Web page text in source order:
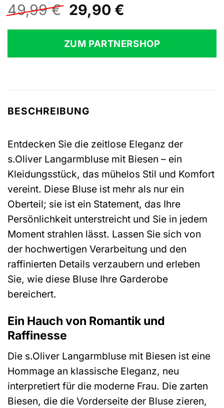
49,99€ Ursprünglicher
Preis
war:
49,99 €
29,90 €
ist:
29,90 €.
ZUM PARTNERSHOP
BESCHREIBUNG
Entdecken Sie die zeitlose Eleganz der
s.Oliver Langarmbluse mit Biesen – ein
Kleidungsstück, das mühelos Stil und Komfort
vereint. Diese Bluse ist mehr als nur ein
Oberteil; sie ist ein Statement, das Ihre
Persönlichkeit unterstreicht und Sie in jedem
Moment strahlen lässt. Lassen Sie sich von
der hochwertigen Verarbeitung und den
raffinierten Details verzaubern und erleben
Sie, wie diese Bluse Ihre Garderobe
bereichert.
Ein Hauch von Romantik und
Raffinesse
Die s.Oliver Langarmbluse mit Biesen ist eine
Hommage an klassische Eleganz, neu
interpretiert für die moderne Frau. Die zarten
Biesen, die die Vorderseite der Bluse zieren,